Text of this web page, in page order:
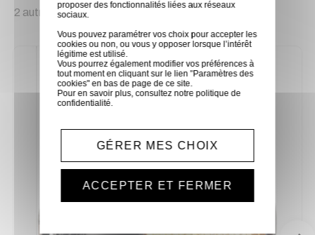
2 autres produits sélectionnés pour vous
proposer des fonctionnalités liées aux réseaux
sociaux.
Vous pouvez paramétrer vos choix pour accepter les
cookies ou non, ou vous y opposer lorsque l’intérêt
légitime est utilisé.
Vous pourrez également modifier vos préférences à
tout moment en cliquant sur le lien "Paramètres des
cookies" en bas de page de ce site.
Pour en savoir plus, consultez notrepolitique de
confidentialité.
GÉRER MES CHOIX
ACCEPTER ET FERMER